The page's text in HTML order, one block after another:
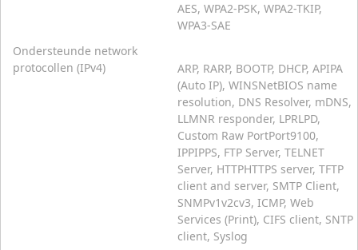
AES, WPA2-PSK, WPA2-TKIP,
WPA3-SAE
Ondersteunde network
protocollen (IPv4)
ARP, RARP, BOOTP, DHCP, APIPA
(Auto IP), WINSNetBIOS name
resolution, DNS Resolver, mDNS,
LLMNR responder, LPRLPD,
Custom Raw PortPort9100,
IPPIPPS, FTP Server, TELNET
Server, HTTPHTTPS server, TFTP
client and server, SMTP Client,
SNMPv1v2cv3, ICMP, Web
Services (Print), CIFS client, SNTP
client, Syslog